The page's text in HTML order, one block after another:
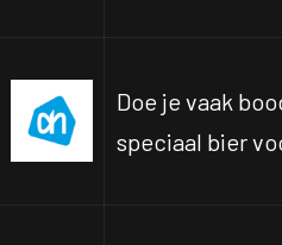
Doe je vaak
speciaal bier